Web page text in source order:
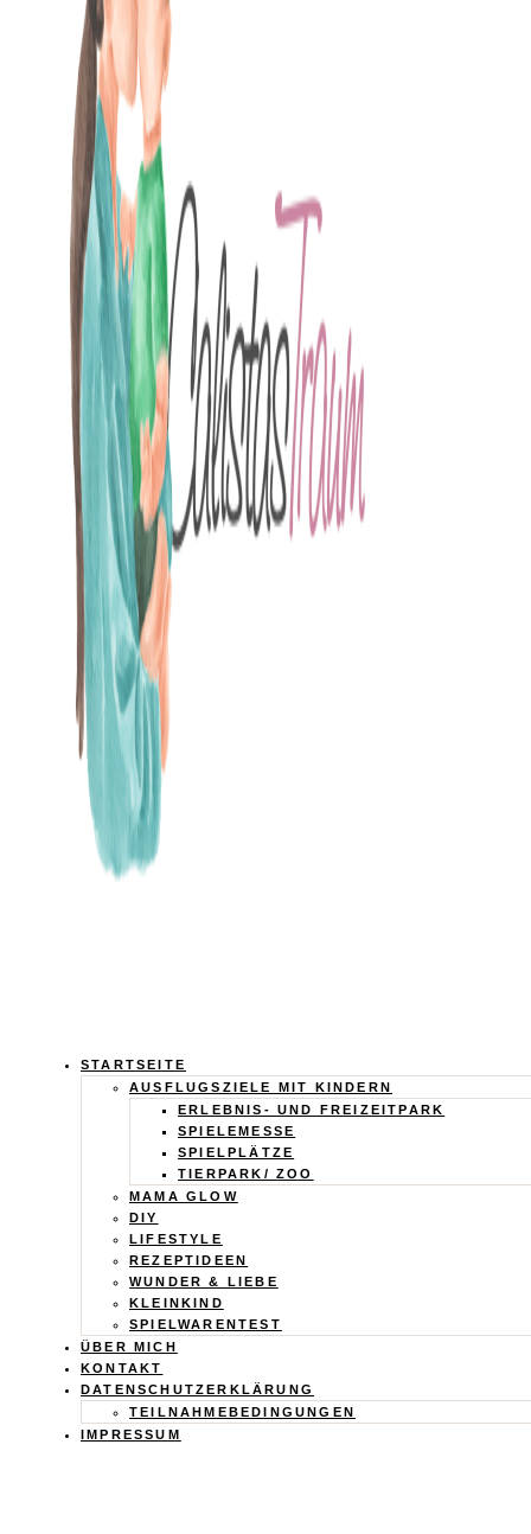
Calistas
Traum
STARTSEITE
AUSFLUGSZIELE MIT KINDERN
ERLEBNIS- UND FREIZEITPARK
SPIELEMESSE
SPIELPLÄTZE
TIERPARK/ ZOO
MAMA GLOW
DIY
LIFESTYLE
REZEPTIDEEN
WUNDER & LIEBE
KLEINKIND
SPIELWARENTEST
ÜBER MICH
KONTAKT
DATENSCHUTZERKLÄRUNG
TEILNAHMEBEDINGUNGEN
IMPRESSUM